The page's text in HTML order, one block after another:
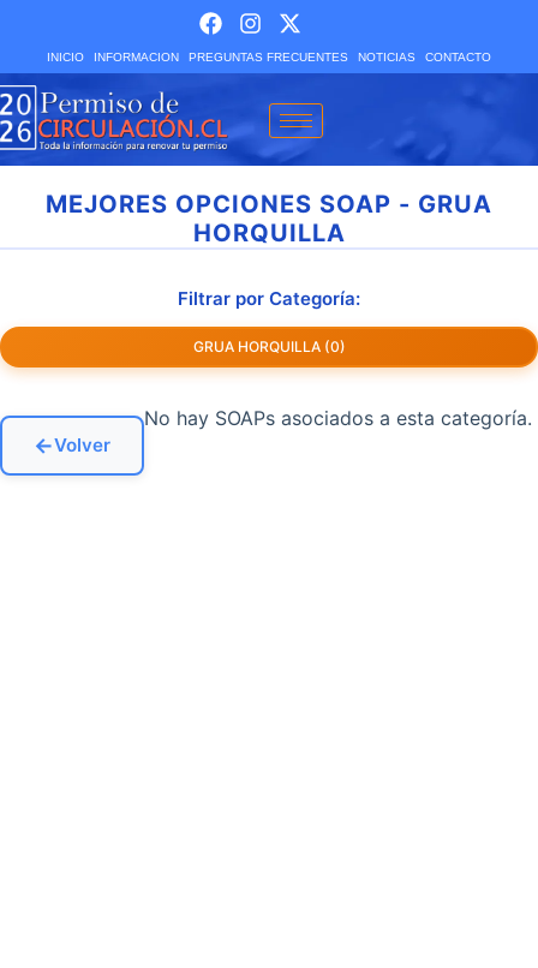
INICIO INFORMACION PREGUNTAS FRECUENTES NOTICIAS CONTACTO
MEJORES OPCIONES SOAP - GRUA
HORQUILLA
Filtrar por Categoría:
GRUA HORQUILLA (0)
←Volver
No hay SOAPs asociados a esta categoría.